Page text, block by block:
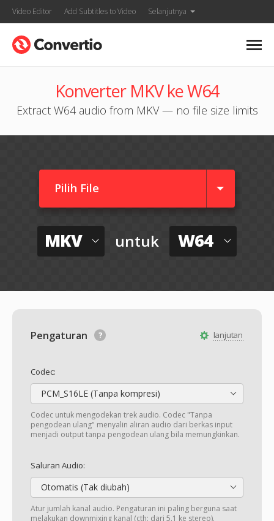
Video Editor Add Subtitles to Video Selanjutnya
Konverter MKV ke W64
Extract W64 audio from MKV — no file size limits
Pilih File
MKV untuk W64
lanjutan
Pengaturan
Codec:
PCM_S16LE (Tanpa kompresi)
Codec untuk mengodekan trek audio. Codec "Tanpa
pengodean ulang" menyalin aliran audio dari berkas input
menjadi output tanpa pengodean ulang bila memungkinkan.
Saluran Audio:
Otomatis (Tak diubah)
Atur jumlah kanal audio. Pengaturan ini paling berguna saat
melakukan downmixing kanal (cth: dari 5.1 ke stereo).